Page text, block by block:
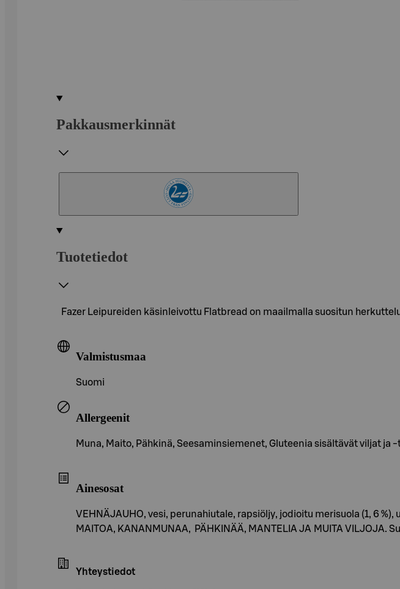
Pakkausmerkinnät
Tuotetiedot
Fazer Leipureiden käsinleivottu Flatbread on maailmalla suositun
Valmistusmaa
Suomi
Allergeenit
Muna, Maito, Pähkinä, Seesaminsiemenet, Gluteenia sisältävät viljat ja
Ainesosat
VEHNÄJAUHO, vesi, perunahiutale, rapsiöljy, jodioitu merisuola (1, 6 %),
MAITOA, KANANMUNAA, PÄHKINÄÄ, MANTELIA JA MUITA VILJOJA.
Yhteystiedot